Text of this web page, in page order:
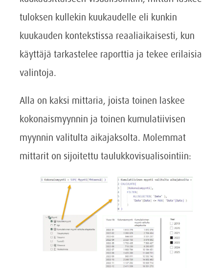
tuloksen kullekin kuukaudelle eli kunkin
kuukauden kontekstissa reaaliaikaisesti, kun
käyttäjä tarkastelee raporttia ja tekee erilaisia
valintoja.
Alla on kaksi mittaria, joista toinen laskee
kokonaismyynnin ja toinen kumulatiivisen
myynnin valitulta aikajaksolta. Molemmat
mittarit on sijoitettu taulukkovisualisointiin: